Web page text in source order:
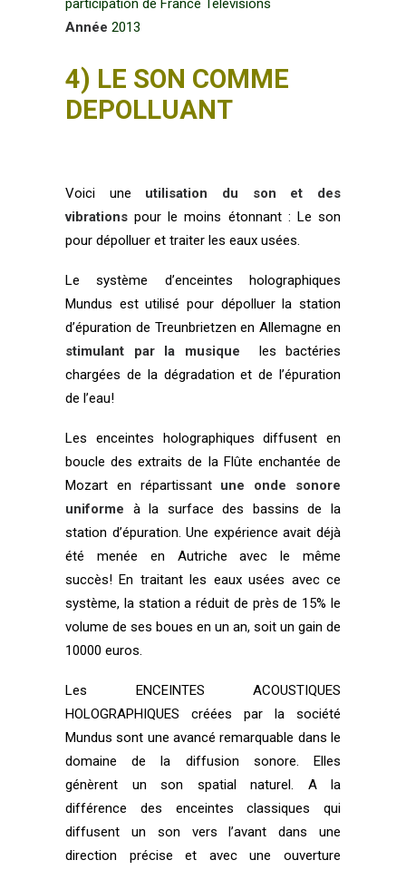
participation de France Télévisions
Année 2013
4) LE SON COMME
DEPOLLUANT
Voici une utilisation du son et des
vibrations pour le moins étonnant : Le son
pour dépolluer et traiter les eaux usées.
Le système d’enceintes holographiques
Mundus est utilisé pour dépolluer la station
d’épuration de Treunbrietzen en Allemagne en
stimulant par la musique les bactéries
chargées de la dégradation et de l’épuration
de l’eau!
Les enceintes holographiques diffusent en
boucle des extraits de la Flûte enchantée de
Mozart en répartissant une onde sonore
uniforme à la surface des bassins de la
station d’épuration. Une expérience avait déjà
été menée en Autriche avec le même
succès! En traitant les eaux usées avec ce
système, la station a réduit de près de 15% le
volume de ses boues en un an, soit un gain de
10000 euros.
Les ENCEINTES ACOUSTIQUES
HOLOGRAPHIQUES créées par la société
Mundus sont une avancé remarquable dans le
domaine de la diffusion sonore. Elles
génèrent un son spatial naturel. A la
différence des enceintes classiques qui
diffusent un son vers l’avant dans une
direction précise et avec une ouverture